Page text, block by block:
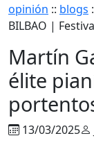
opinión :: blogs
BILBAO |
Martín
élite
13/03/2025